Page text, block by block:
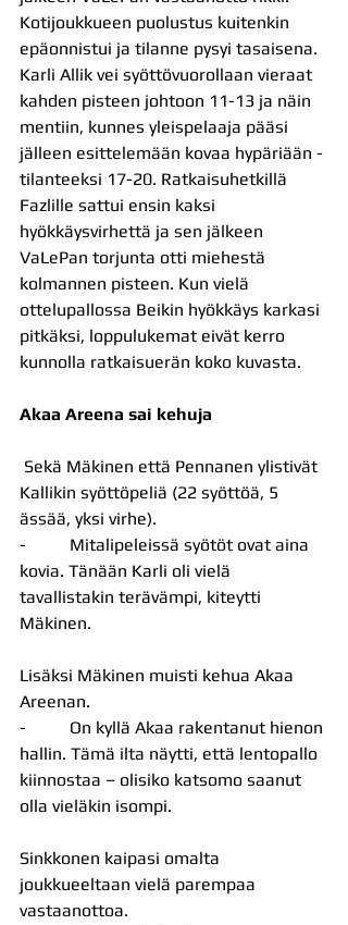
Kotijoukkueen puolustus kuitenkin
epäonnistui ja tilanne pysyi tasaisena.
Karli Allik vei syöttövuorollaan vieraat
kahden pisteen johtoon 11-13 ja näin
mentiin, kunnes yleispelaaja pääsi
jälleen esittelemään kovaa hypäriään -
tilanteeksi 17-20. Ratkaisuhetkillä
Fazlille sattui ensin kaksi
hyökkäysvirhettä ja sen jälkeen
VaLePan torjunta otti miehestä
kolmannen pisteen. Kun vielä
ottelupallossa Beikin hyökkäys karkasi
pitkäksi, loppulukemat eivät kerro
kunnolla ratkaisuerän koko kuvasta.
Akaa Areena sai kehuja
Kallikin syöttöpeliä (22 syöttöä, 5
ässää, yksi virhe).
-          Mitalipeleissä syötöt ovat aina
kovia. Tänään Karli oli vielä
tavallistakin terävämpi, kiteytti
Mäkinen.
Lisäksi Mäkinen muisti kehua Akaa
Areenan.
-          On kyllä Akaa rakentanut hienon
hallin. Tämä ilta näytti, että lentopallo
kiinnostaa – olisiko katsomo saanut
olla vieläkin isompi.
Sinkkonen kaipasi omalta
joukkueeltaan vielä parempaa
vastaanottoa.